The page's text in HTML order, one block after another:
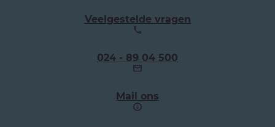
Veelgestelde vragen
Ons
telefoonnummer:
024 - 89 04 500
Mail ons